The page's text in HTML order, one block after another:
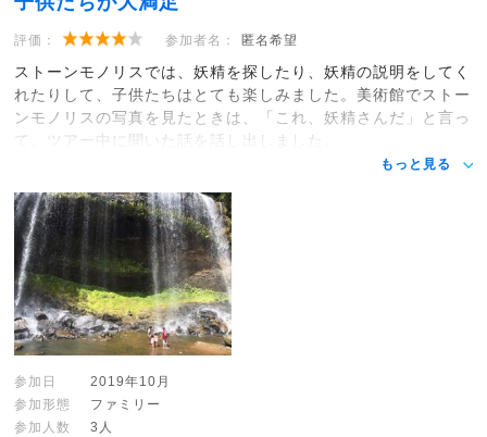
評価： 参加者名： 匿名希望
ストーンモノリスでは、妖精を探したり、妖精の説明をしてく
れたりして、子供たちはとても楽しみました。美術館でストー
ンモノリスの写真を見たときは、「これ、妖精さんだ」と言っ
て、ツアー中に聞いた話を話し出しました。
もっと見る
参加日
2019年10月
参加形態
ファミリー
参加人数
3人